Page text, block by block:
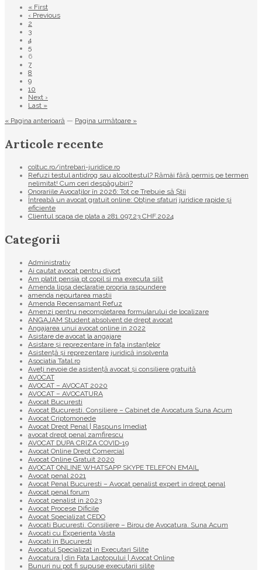
« First
‹ Previous
2
3
4
5
6
7
8
9
10
Next ›
Last »
« Pagina anterioară — Pagina următoare »
Articole recente
coltuc.ro/intrebari-juridice.ro
Refuzi testul antidrog sau alcooltestul? Rămâi fără permis pe termen
nelimitat! Cum ceri despăgubiri?
Onorariile Avocaților în 2026: Tot ce Trebuie să Știi
Întreabă un avocat gratuit online: Obține sfaturi juridice rapide și
eficiente
Clientul scapa de plata a 281.097,23 CHF.2024
Categorii
Administrativ
Ai cautat avocat pentru divort
Am platit pensia pt copil si ma executa silit
Amenda lipsa declaratie propria raspundere
amenda nepurtarea mastii
Amenda Recensamant Refuz
Amenzi pentru necompletarea formularului de localizare
ANGAJAM Student absolvent de drept avocat
Angajarea unui avocat online in 2022
Asistare de avocat la angajare
Asistare și reprezentare în fața instanțelor
Asistență și reprezentare juridică insolventa
Asociatia Tatal.ro
Aveţi nevoie de asistenţă avocat şi consiliere gratuită
AVOCAT
AVOCAT – AVOCAT 2020
AVOCAT – AVOCATURA
Avocat Bucuresti
Avocat Bucuresti. Consiliere – Cabinet de Avocatura Suna Acum
Avocat Criptomonede
Avocat Drept Penal | Raspuns Imediat
avocat drept penal zamfirescu
AVOCAT DUPA CRIZA COVID-19
Avocat Online Drept Comercial
Avocat Online Gratuit 2020
AVOCAT ONLINE WHATSAPP SKYPE TELEFON EMAIL
Avocat penal 2021
Avocat Penal Bucuresti – Avocat penalist expert in drept penal
Avocat penal forum
Avocat penalist in 2023
Avocat Procese Dificile
Avocat Specializat CEDO
Avocati Bucuresti. Consiliere – Birou de Avocatura. Suna Acum
Avocati cu Experienta Vasta
Avocati în Bucuresti
Avocatul Specializat in Executari Silite
Avocatura | din Fata Laptopului | Avocat Online
Bunuri nu pot fi supuse executarii silite